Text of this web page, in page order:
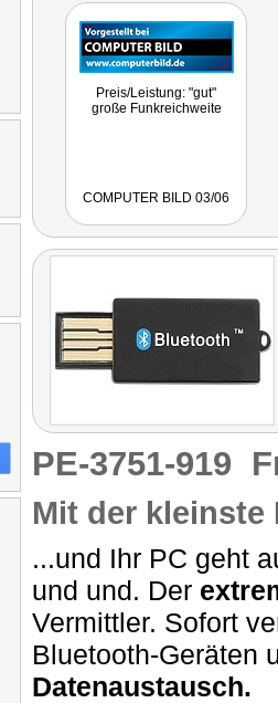
Preis/Leistung: "gut"
große Funkreichweite
COMPUTER BILD 03/06
PE-3751-919
Mit der kleinste
...und Ihr PC geht
und und. Der
Vermittler. Sofort
Bluetooth-Geräten
Datenaustausch.